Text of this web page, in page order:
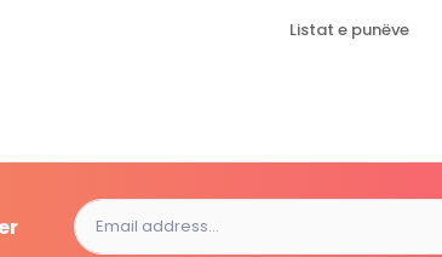
Listat e punëve